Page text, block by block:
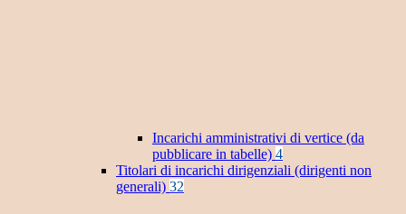
Incarichi amministrativi di vertice (da
pubblicare in tabelle) 4
Titolari di incarichi dirigenziali (dirigenti non
generali) 32